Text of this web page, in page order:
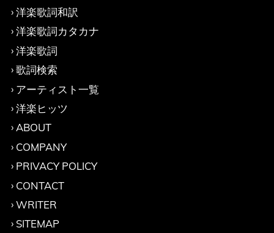
洋楽歌詞和訳
洋楽歌詞カタカナ
洋楽歌詞
歌詞検索
アーティスト一覧
洋楽ヒッツ
ABOUT
COMPANY
PRIVACY POLICY
CONTACT
WRITER
SITEMAP